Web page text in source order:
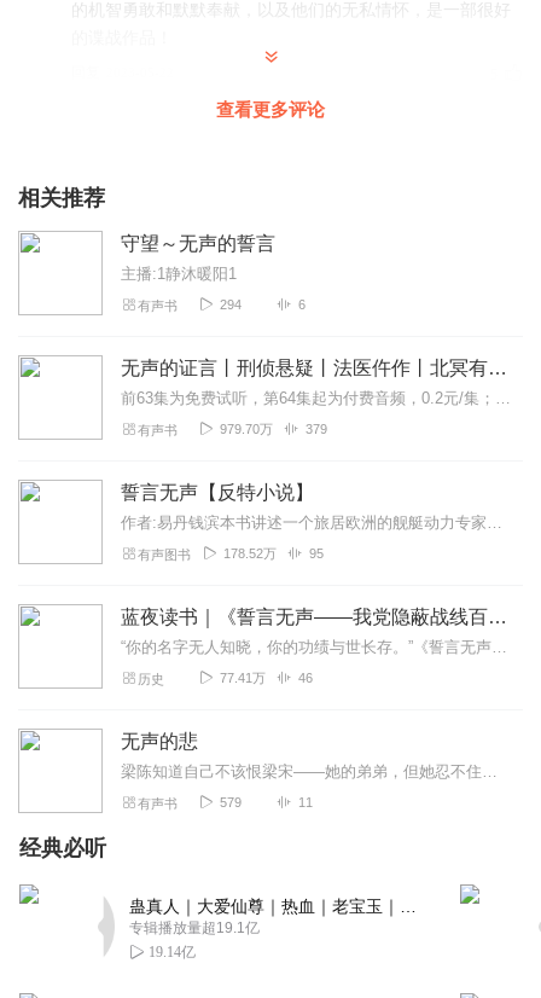
的机智勇敢和默默奉献，以及他们的无私情怀，是一部很好
回复
查看更多评论
相关推荐
守望～无声的誓言
主播:1静沐暖阳1
有声书 294 6
无声的证言丨刑侦悬疑丨法医仵作丨北冥有声
前63集为免费试听，第64集起为付费音频，0.2元/集；首发30集，日更3集，不定时爆更，多多评论订阅可加更哦~【内容简介】全才法医齐宏宇，忽然涉及一桩杀亲命案...
有声书 979.70万 379
誓言无声【反特小说】
作者:易丹钱滨本书讲述一个旅居欧洲的舰艇动力专家回国协助人民海军制造新型潜艇，台湾特务机关布置暗杀行动，我反间谍部门闻风而动反间谍的故事。在和平的年代里，有...
有声图书 178.52万 95
蓝夜读书｜《誓言无声——我党隐蔽战线百年斗争秘闻》
“你的名字无人知晓，你的功绩与世长存。”《誓言无声——我党隐蔽战线百年斗争秘闻》专题，以文字、图片、视频、诗歌的形式，讲述那些非凡岁月的传奇，致敬那些为民族独立...
历史 77.41万 46
无声的悲
梁陈知道自己不该恨梁宋——她的弟弟，但她忍不住把对父母的怨气发泄到这个既得利益者身上，看到他在她面前装乖的样子就令人作呕。她才不会因为几句嘘寒问暖的话心...
有声书 579 11
经典必听
专辑播放量超19.1亿
19.14亿